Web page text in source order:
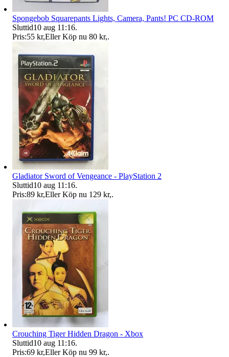
Spongebob Squarepants Lights, Camera, Pants! PC CD-ROM
Sluttid10 aug 11:16.
Pris:55 kr,Eller Köp nu 80 kr,.
Gladiator Sword of Vengeance - PlayStation 2
Sluttid10 aug 11:16.
Pris:89 kr,Eller Köp nu 129 kr,.
Crouching Tiger Hidden Dragon - Xbox
Sluttid10 aug 11:16.
Pris:69 kr,Eller Köp nu 99 kr,.